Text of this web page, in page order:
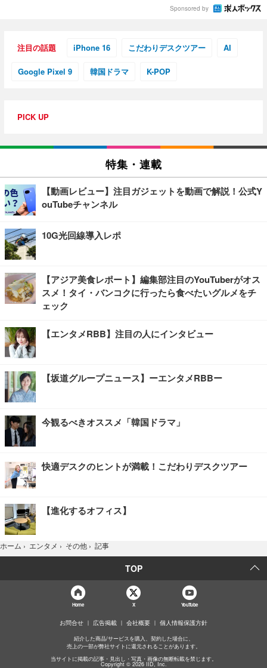
Sponsored by
注目の話題 iPhone 16 こだわりデスクツアー AI
Google Pixel 9 韓国ドラマ K-POP
PICK UP
特集・連載
【動画レビュー】注目ガジェットを動画で解説！公式Y
ouTubeチャンネル
10G光回線導入レポ
【アジア美食レポート】編集部注目のYouTuberがオス
スメ！タイ・バンコクに行ったら食べたいグルメをチ
ェック
【エンタメRBB】注目の人にインタビュー
【坂道グループニュース】ーエンタメRBBー
今観るべきオススメ「韓国ドラマ」
快適デスクのヒントが満載！こだわりデスクツアー
【進化するオフィス】
ホーム › エンタメ › その他 › 記事
TOP
Home X YouTube
お問合せ 広告掲載 会社概要 個人情報保護方針
紹介した商品/サービスを購入、契約した場合に、
売上の一部が弊社サイトに還元されることがあります。
当サイトに掲載の記事・見出し・写真・画像の無断転載を禁じます。
Copyright © 2026 IID, Inc.